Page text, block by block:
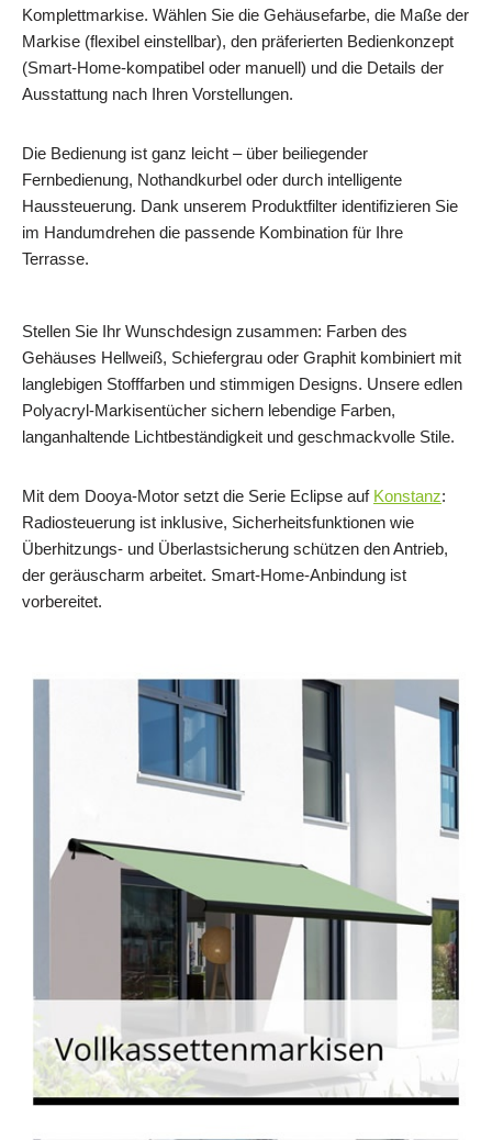
Komplettmarkise. Wählen Sie die Gehäusefarbe, die Maße der
Markise (flexibel einstellbar), den präferierten Bedienkonzept
(Smart-Home-kompatibel oder manuell) und die Details der
Ausstattung nach Ihren Vorstellungen.
Die Bedienung ist ganz leicht – über beiliegender
Fernbedienung, Nothandkurbel oder durch intelligente
Haussteuerung. Dank unserem Produktfilter identifizieren Sie
im Handumdrehen die passende Kombination für Ihre
Terrasse.
Stellen Sie Ihr Wunschdesign zusammen: Farben des
Gehäuses Hellweiß, Schiefergrau oder Graphit kombiniert mit
langlebigen Stofffarben und stimmigen Designs. Unsere edlen
Polyacryl-Markisentücher sichern lebendige Farben,
langanhaltende Lichtbeständigkeit und geschmackvolle Stile.
Mit dem Dooya-Motor setzt die Serie Eclipse auf Konstanz:
Radiosteuerung ist inklusive, Sicherheitsfunktionen wie
Überhitzungs- und Überlastsicherung schützen den Antrieb,
der geräuscharm arbeitet. Smart-Home-Anbindung ist
vorbereitet.